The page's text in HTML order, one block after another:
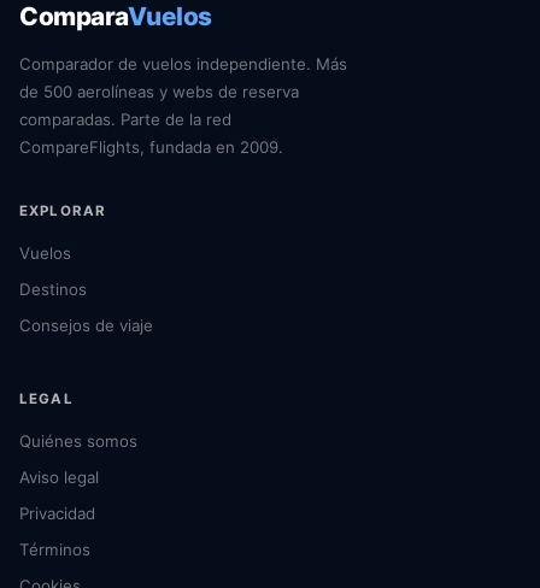
ComparaVuelos
Comparador de vuelos independiente. Más
de 500 aerolíneas y webs de reserva
comparadas. Parte de la red
CompareFlights, fundada en 2009.
EXPLORAR
Vuelos
Destinos
Consejos de viaje
LEGAL
Quiénes somos
Aviso legal
Privacidad
Términos